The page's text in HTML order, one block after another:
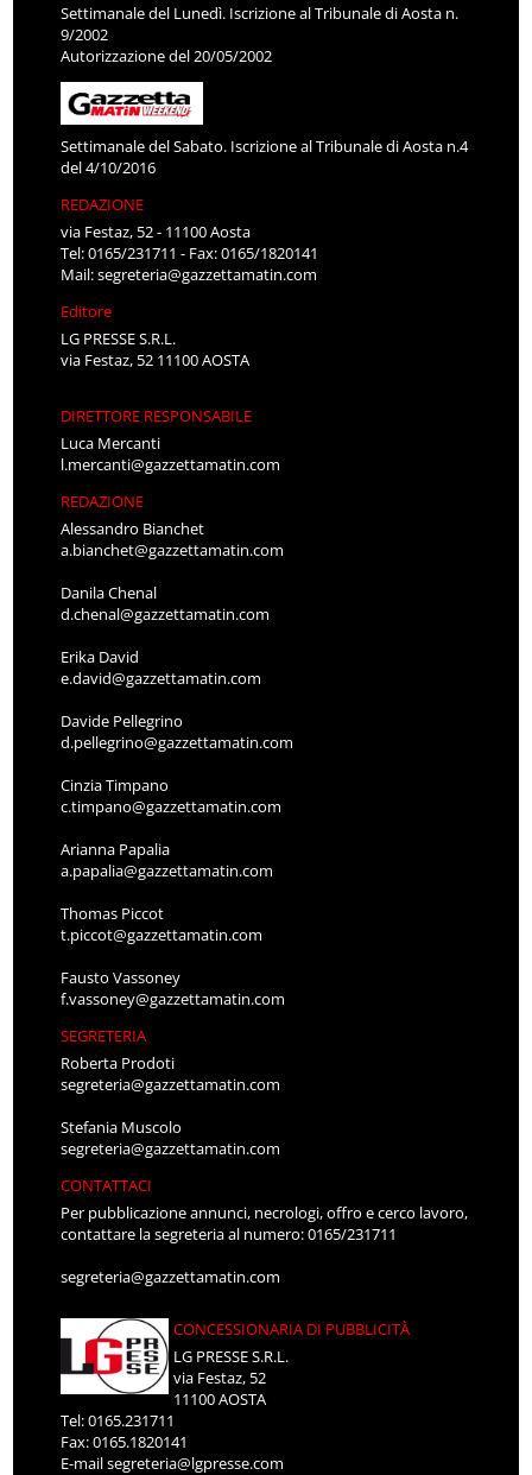
Settimanale del Lunedì. Iscrizione al Tribunale di Aosta n.
9/2002
Autorizzazione del 20/05/2002
Settimanale del Sabato. Iscrizione al Tribunale di Aosta n.4
del 4/10/2016
REDAZIONE
via Festaz, 52 - 11100 Aosta
Tel: 0165/231711 - Fax: 0165/1820141
Mail:segreteria@gazzettamatin.com
Editore
LG PRESSE S.R.L.
via Festaz, 52 11100 AOSTA
DIRETTORE RESPONSABILE
Luca Mercanti
l.mercanti@gazzettamatin.com
REDAZIONE
Alessandro Bianchet
a.bianchet@gazzettamatin.com
Danila Chenal
d.chenal@gazzettamatin.com
Erika David
e.david@gazzettamatin.com
Davide Pellegrino
d.pellegrino@gazzettamatin.com
Cinzia Timpano
c.timpano@gazzettamatin.com
Arianna Papalia
a.papalia@gazzettamatin.com
Thomas Piccot
t.piccot@gazzettamatin.com
Fausto Vassoney
f.vassoney@gazzettamatin.com
SEGRETERIA
Roberta Prodoti
segreteria@gazzettamatin.com
Stefania Muscolo
segreteria@gazzettamatin.com
CONTATTACI
Per pubblicazione annunci, necrologi, offro e cerco lavoro,
contattare la segreteria al numero: 0165/231711
segreteria@gazzettamatin.com
CONCESSIONARIA DI PUBBLICITÀ
LG PRESSE S.R.L.
via Festaz, 52
11100 AOSTA
Tel: 0165.231711
Fax: 0165.1820141
E-mailsegreteria@lgpresse.com